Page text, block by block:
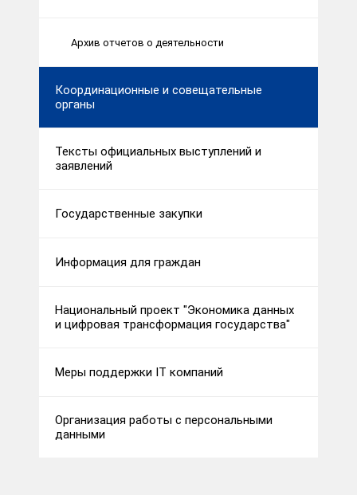
Архив отчетов о деятельности
Координационные и совещательные
органы
Тексты официальных выступлений и
заявлений
Государственные закупки
Информация для граждан
Национальный проект "Экономика данных
и цифровая трансформация государства"
Меры поддержки IT компаний
Организация работы с персональными
данными